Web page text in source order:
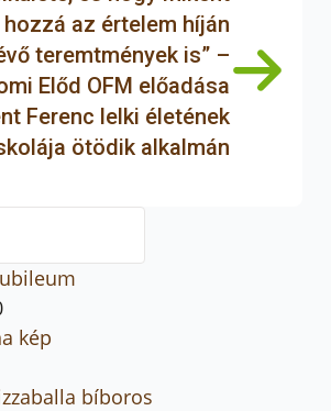
ferences plébániatemplom
az értelem híján
teremtmények is” –
Előd OFM előadása
Ferenc lelki életének
ötödik alkalmán